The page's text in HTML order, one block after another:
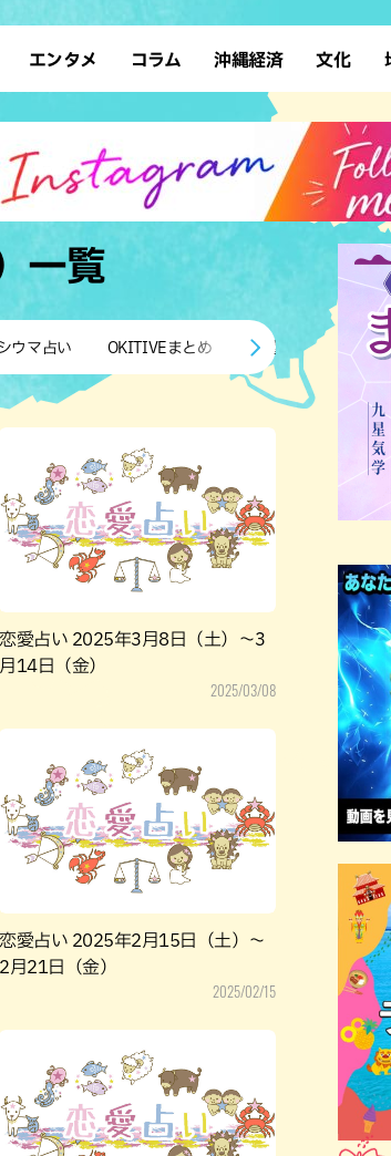
理
ック
理
ー
ライス
ドライブ
ソロ活
体験
公園
SDGs
ン ローカルニュース
沖縄旧暦行事
エンタメ
スポーツ 占い
タレント・芸人 テレビ
コラム 沖縄経済 文化
復帰50年
一覧
ウマ占い OKITIVEまとめ 沖縄のビーチ 沖
恋愛占い 2025年3月8日（土）～3
月14日（金）
2025/03/08
恋愛占い 2025年2月15日（土）～
2月21日（金）
2025/02/15